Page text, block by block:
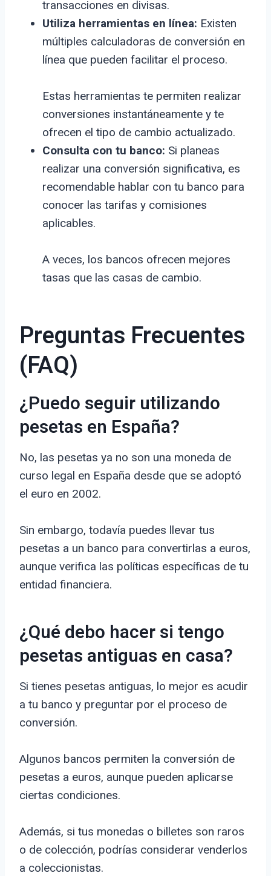
transacciones en divisas.
Utiliza herramientas en línea: Existen
múltiples calculadoras de conversión en
línea que pueden facilitar el proceso.
Estas herramientas te permiten realizar
conversiones instantáneamente y te
ofrecen el tipo de cambio actualizado.
Consulta con tu banco: Si planeas
realizar una conversión significativa, es
recomendable hablar con tu banco para
conocer las tarifas y comisiones
aplicables.
A veces, los bancos ofrecen mejores
tasas que las casas de cambio.
Preguntas Frecuentes
(FAQ)
¿Puedo seguir utilizando
pesetas en España?
No, las pesetas ya no son una moneda de
curso legal en España desde que se adoptó
el euro en 2002.
Sin embargo, todavía puedes llevar tus
pesetas a un banco para convertirlas a euros,
aunque verifica las políticas específicas de tu
entidad financiera.
¿Qué debo hacer si tengo
pesetas antiguas en casa?
Si tienes pesetas antiguas, lo mejor es acudir
a tu banco y preguntar por el proceso de
conversión.
Algunos bancos permiten la conversión de
pesetas a euros, aunque pueden aplicarse
ciertas condiciones.
Además, si tus monedas o billetes son raros
o de colección, podrías considerar venderlos
a coleccionistas.